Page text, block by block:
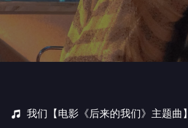
我们【电影《后来的我们》主题曲】